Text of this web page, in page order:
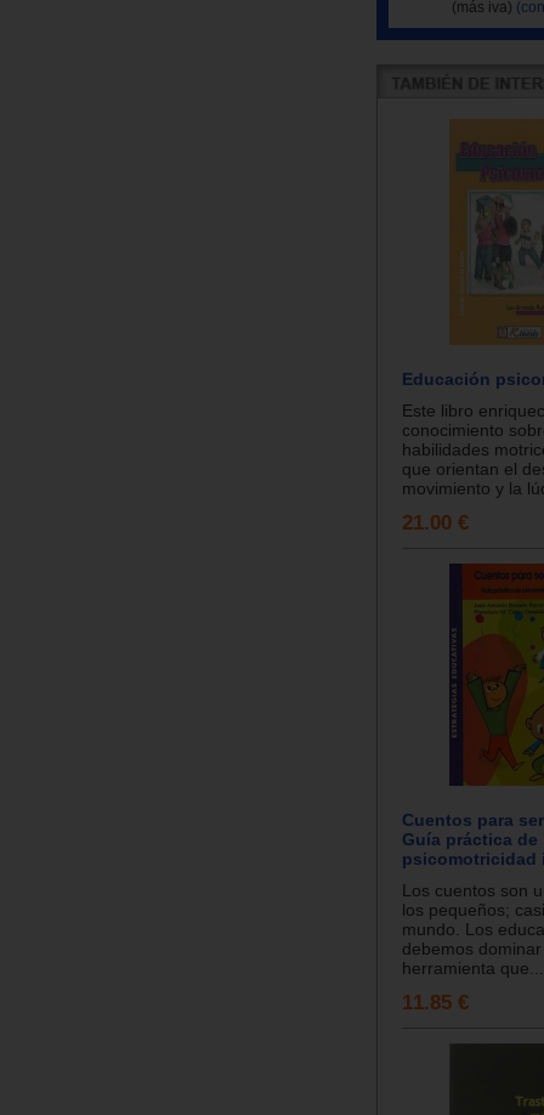
(más iva)
Educación
Este libro
conocimiento
habilidades
que orientan el
movimiento y la
21.00 €
Cuentos para
Guía práctica de
psicomotricidad
Los cuentos son
los pequeños;
mundo. Los
debemos
herramienta que...
11.85 €